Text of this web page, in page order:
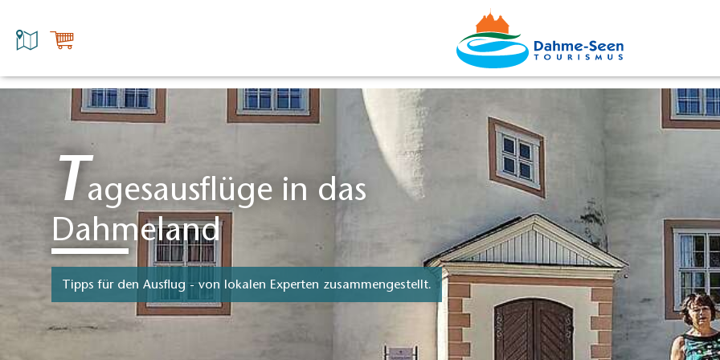
Tagesausflüge in das
Dahmeland
Tipps für den Ausflug - von lokalen Experten zusammengestellt.